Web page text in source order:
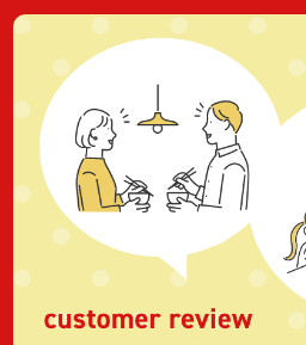
1081 パナソニック住まいサポー
三菱電機お客様相談センター